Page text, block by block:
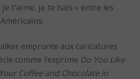
t’aime, je te hais » entre les
emprunte aux caricatures
comme l’exprime Do You Like
Coffee and Chocolate in